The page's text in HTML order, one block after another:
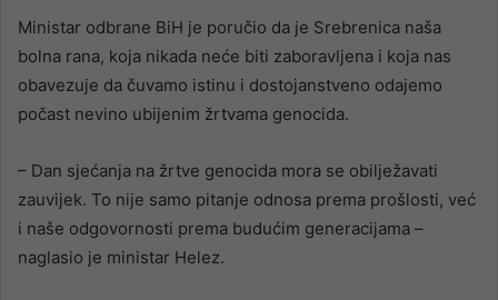
Ministar odbrane BiH je poručio da je Srebrenica naša
bolna rana, koja nikada neće biti zaboravljena i koja nas
obavezuje da čuvamo istinu i dostojanstveno odajemo
počast nevino ubijenim žrtvama genocida.
– Dan sjećanja na žrtve genocida mora se obilježavati
zauvijek. To nije samo pitanje odnosa prema prošlosti, već
i naše odgovornosti prema budućim generacijama –
naglasio je ministar Helez.